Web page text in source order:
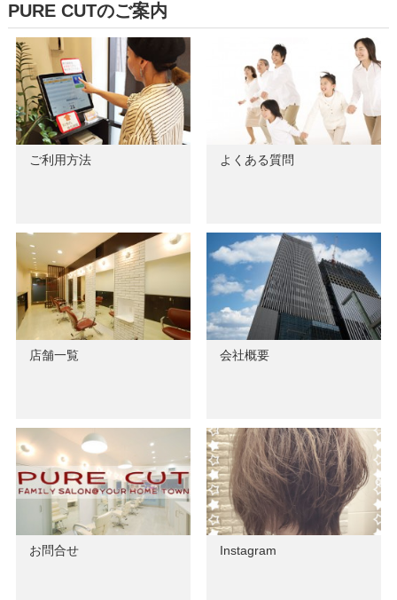
PURE CUTのご案内
ご利用方法 よくある質問
店舗一覧 会社概要
お問合せ Instagram